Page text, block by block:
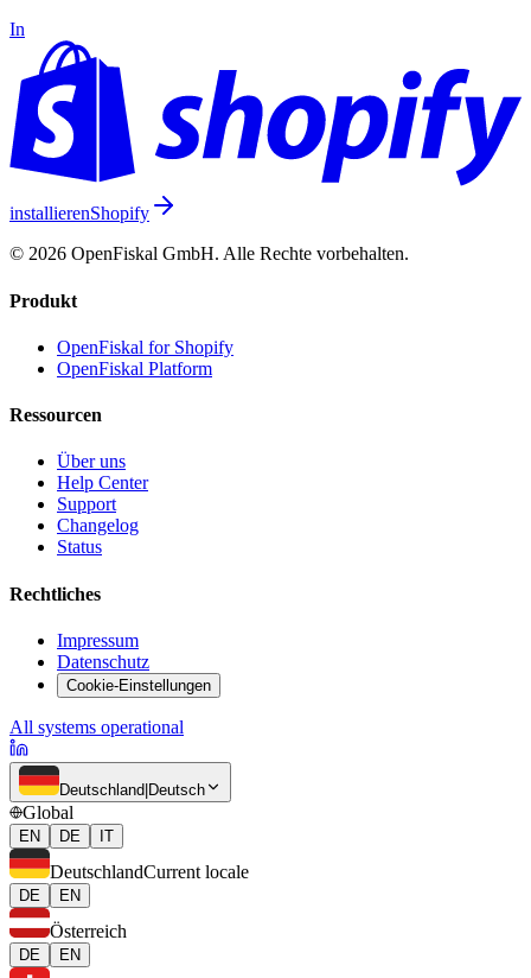
In
installierenShopify
© 2026 OpenFiskal GmbH. Alle Rechte vorbehalten.
Produkt
OpenFiskal for Shopify
OpenFiskal Platform
Ressourcen
Über uns
Help Center
Support
Changelog
Status
Rechtliches
Impressum
Datenschutz
Cookie-Einstellungen
All systems operational
Deutschland Deutsch
Global
EN DE IT
DeutschlandCurrent locale
DE EN
Österreich
DE EN